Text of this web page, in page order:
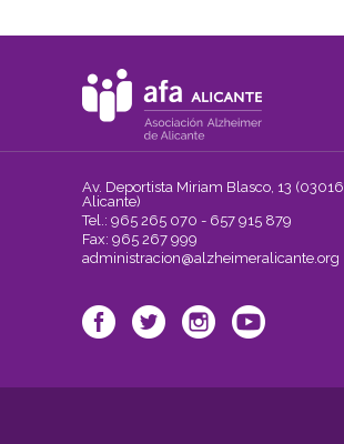
Av. Deportista Miriam Blasco, 13 (03016,
Alicante)
Tel.: 965 265 070 - 657 915 879
Fax: 965 267 999
administracion@alzheimeralicante.org